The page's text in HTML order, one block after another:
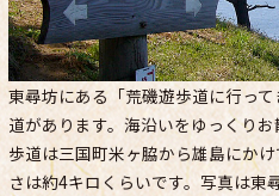
東尋坊にある「荒磯遊歩道に行っ
道があります。海沿いをゆっくり
歩道は三国町米ヶ脇から雄島にか
さは約4キロくらいです。写真は東